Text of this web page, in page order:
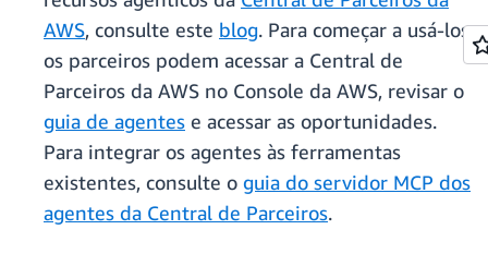
AWS, consulte este blog. Para começar a usá-los,
os parceiros podem acessar a Central de
Parceiros da AWS no Console da AWS, revisar o
guia de agentes e acessar as oportunidades.
Para integrar os agentes às ferramentas
existentes, consulte o guia do servidor MCP dos
agentes da Central de Parceiros.